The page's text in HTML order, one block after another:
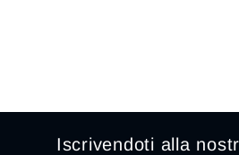
Iscrivendoti alla